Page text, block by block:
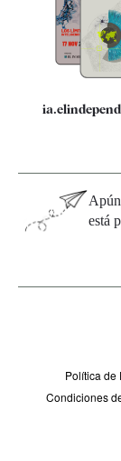
Quiénes somos
Especificaciones
está
Política de
Condiciones